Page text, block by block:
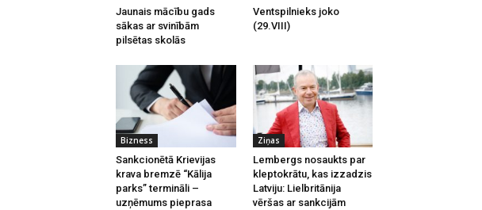
Jaunais mācību gads
sākas ar svinībām
pilsētas skolās
Ventspilnieks joko
(29.VIII)
Bizness
Sankcionētā Krievijas
krava bremzē “Kālija
parks” termināli –
uzņēmums pieprasa
Ziņas
Lembergs nosaukts par
kleptokrātu, kas izzadzis
Latviju: Lielbritānija
vēršas ar sankcijām